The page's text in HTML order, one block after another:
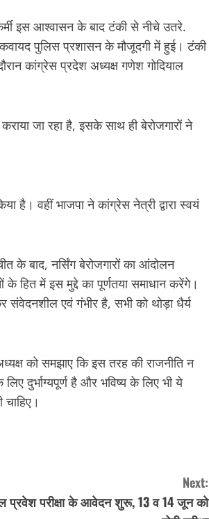
इस आश्वासन के बाद टंकी से नीचे उतरे.
पुलिस प्रशासन के मौजूदगी में हुई। टंकी
कांग्रेस प्रदेश अध्यक्ष गणेश गोदियाल
जा रहा है, इसके साथ ही बेरोजगारों ने
है। वहीं भाजपा ने कांग्रेस नेत्री द्वारा स्वयं
के बाद, नर्सिंग बेरोजगारों का आंदोलन
के हित में इस मुद्दे का पूर्णतया समाधान करेंगे।
एवं गंभीर है, सभी को थोड़ा धैर्य
को समझाए कि इस तरह की राजनीति न
दुर्भाग्यपूर्ण है और भविष्य के लिए भी ये
Next:
प्रवेश परीक्षा के आवेदन शुरू, 13 व 14 जून को